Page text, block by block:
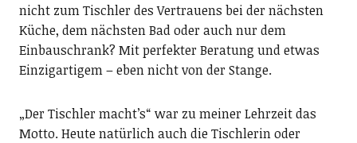
nicht zum Tischler des Vertrauens bei der nächsten
Küche, dem nächsten Bad oder auch nur dem
Einbauschrank? Mit perfekter Beratung und etwas
Einzigartigem – eben nicht von der Stange.
„Der Tischler macht’s“ war zu meiner Lehrzeit das
Motto. Heute natürlich auch die Tischlerin oder